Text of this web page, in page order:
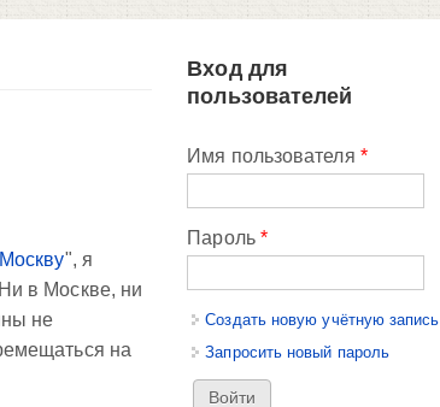
", я
в Москве, ни
не
на
Вход для
пользователей
Имя пользователя *
Пароль *
Создать новую учётную запись
Запросить новый пароль